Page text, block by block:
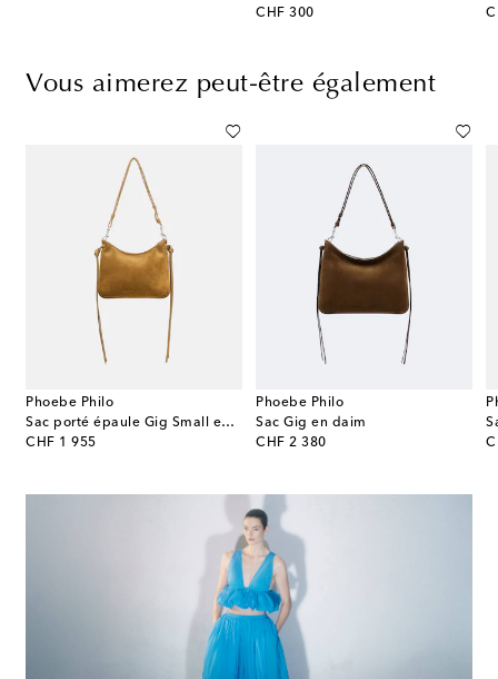
CHF 300
original price
Vous aimerez peut-être également
Phoebe Philo
Sac porté épaule Gig Small en daim
CHF 1 955
original price
Phoebe Philo
Sac Gig en daim
CHF 2 380
original price